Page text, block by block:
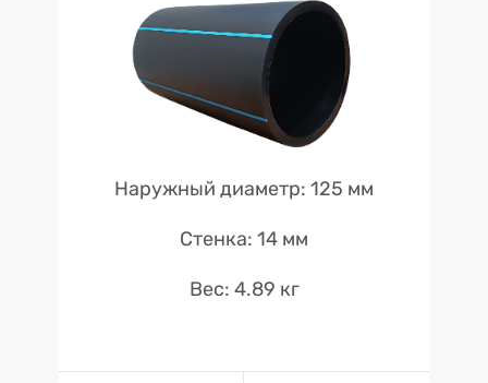
Наружный диаметр: 125 мм
Стенка: 14 мм
Вес: 4.89 кг